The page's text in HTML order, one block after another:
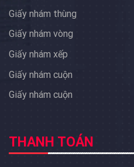
Giấy nhám thùng
Giấy nhám vòng
Giấy nhám xếp
Giấy nhám cuộn
Giấy nhám cuộn
THANH TOÁN